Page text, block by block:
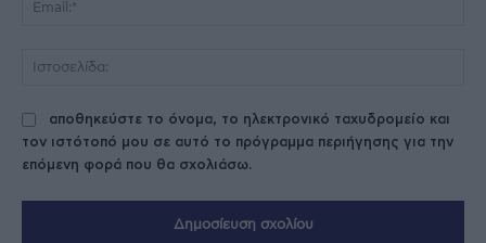
αποθηκεύστε το όνομα, το ηλεκτρονικό ταχυδρομείο και
τον ιστότοπό μου σε αυτό το πρόγραμμα περιήγησης για την
επόμενη φορά που θα σχολιάσω.